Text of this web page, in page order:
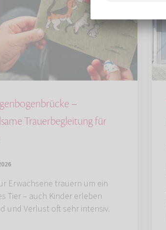
–
Trauerbegleitung für
Erwachsene trauern um ein
Tier – auch Kinder erleben
und Verlust oft sehr intensiv.